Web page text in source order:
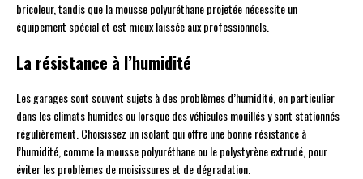
bricoleur, tandis que la mousse polyuréthane projetée nécessite un
équipement spécial et est mieux laissée aux professionnels.
La résistance à l’humidité
Les garages sont souvent sujets à des problèmes d’humidité, en particulier
dans les climats humides ou lorsque des véhicules mouillés y sont stationnés
régulièrement. Choisissez un isolant qui offre une bonne résistance à
l’humidité, comme la mousse polyuréthane ou le polystyrène extrudé, pour
éviter les problèmes de moisissures et de dégradation.